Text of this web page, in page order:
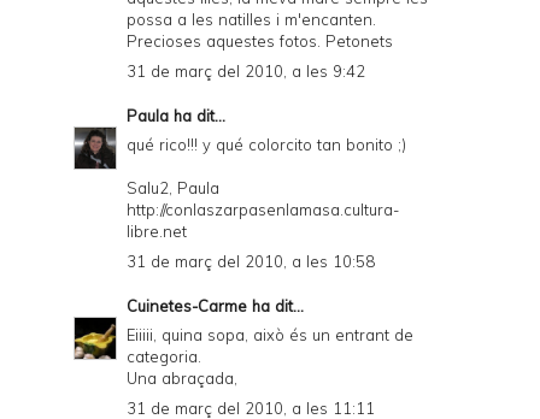
possa a les natilles i m'encanten.
Precioses aquestes fotos. Petonets
31 de març del 2010, a les 9:42
Paula ha dit...
qué rico!!! y qué colorcito tan bonito ;)
Salu2, Paula
http://conlaszarpasenlamasa.cultura-
libre.net
31 de març del 2010, a les 10:58
Cuinetes-Carme ha dit...
Eiiiii, quina sopa, això és un entrant de
categoria.
Una abraçada,
31 de març del 2010, a les 11:11